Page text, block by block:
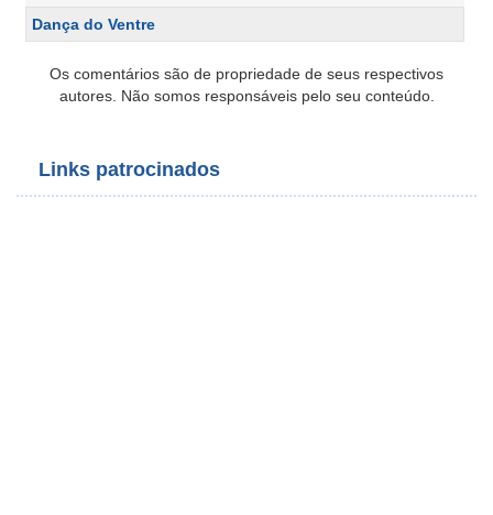
Dança do Ventre
Os comentários são de propriedade de seus respectivos
autores. Não somos responsáveis pelo seu conteúdo.
Links patrocinados